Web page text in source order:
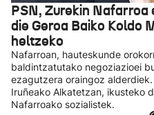
PSN, Zurekin Nafarroa
die Geroa Baiko Koldo
heltzeko
Nafarroan, hauteskunde
baldintzatutako negoziazioei
ezagutzera oraingoz
Iruñeako Alkatetzan, ikusteko
Nafarroako sozialistek.